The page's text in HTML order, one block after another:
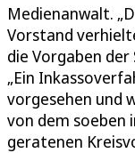
Medienanwalt.
Vorstand
die Vorgaben
„Ein
vorgesehen und
von dem soeben
geratenen